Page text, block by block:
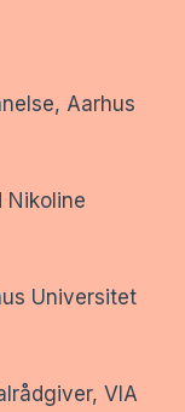
Aarhus
Nikoline
Universitet
VIA